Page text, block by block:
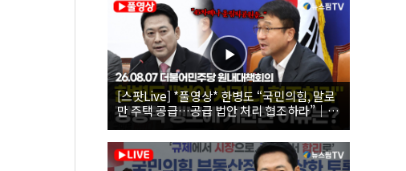
[스팟Live] *풀영상* 한병도 “국민의힘, 말로
만 주택 공급…공급 법안 처리 협조하라”｜
26.08.07 더불어민주당 원내대책회의